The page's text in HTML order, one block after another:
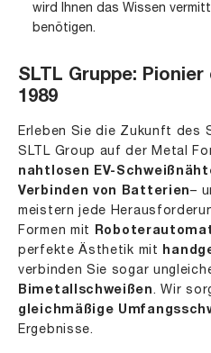
wird Ihnen das Wissen
benötigen.
SLTL Gruppe:
1989
Erleben Sie die Zukunft des
SLTL Group auf der Metal
nahtlosen EV-
Verbinden von Batterien–
meistern jede
Formen mit
perfekte Ästhetik mit
verbinden Sie sogar
Bimetallschweißen. Wir
gleichmäßige
Ergebnisse.